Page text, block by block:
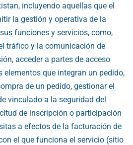
incluyendo aquellas que el
la gestión y operativa de la
funciones y servicios, como,
tráfico y la comunicación de
acceder a partes de acceso
elementos que integran un pedido,
de un pedido, gestionar el
vinculado a la seguridad del
de inscripción o participación
a efectos de la facturación de
el que funciona el servicio (sitio